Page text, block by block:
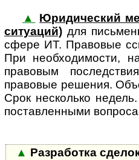
▲
Юридический
си­ту­а­ций) для
сфере ИТ. Правовые
При необходимости,
правовым
правовые решения.
Срок несколько
поставленными
▲ Разработка